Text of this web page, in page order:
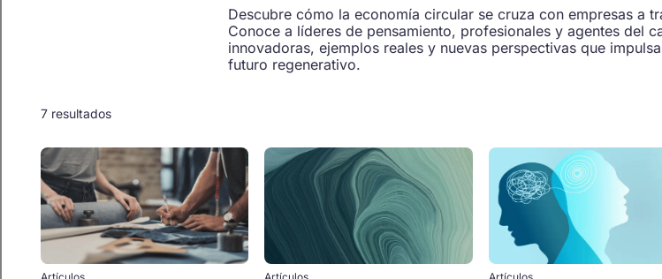
Descubre cómo la economía circular se cruza con empresas a
Conoce a líderes de pensamiento, profesionales y agentes del
innovadoras, ejemplos reales y nuevas perspectivas que
futuro regenerativo.
7 resultados